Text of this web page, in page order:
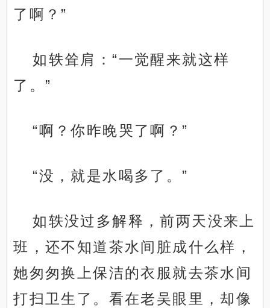
了啊？”
如轶耸肩：“一觉醒来就这样
了。”
“啊？你昨晚哭了啊？”
“没，就是水喝多了。”
如轶没过多解释，前两天没来上
班，还不知道茶水间脏成什么样，
她匆匆换上保洁的衣服就去茶水间
打扫卫生了。看在老吴眼里，却像